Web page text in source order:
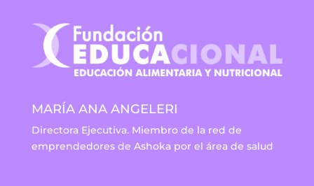
MARÍA ANA ANGELERI
Directora Ejecutiva. Miembro de la red de
emprendedores de Ashoka por el área de salud